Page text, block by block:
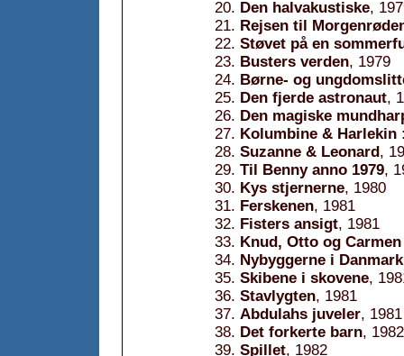
Den halvakustiske,
Rejsen til
Støvet på en
Busters verden, 1979
Børne- og
Den fjerde astronaut,
Den magiske
Kolumbine & Harlekin
Suzanne & Leonard,
Til Benny anno 1979,
Kys stjernerne, 1980
Ferskenen, 1981
Fisters ansigt, 1981
Knud, Otto og
Nybyggerne i Danmark
Skibene i skovene,
Stavlygten, 1981
Abdulahs juveler, 1981
Det forkerte barn, 1982
Spillet, 1982